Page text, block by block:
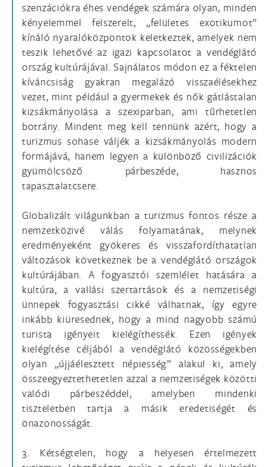
szenzációkra éhes vendégek számára olyan, minden
kényelemmel felszerelt, „felületes exotikumot”
kínáló nyaralóközpontok keletkeztek, amelyek nem
teszik lehetővé az igazi kapcsolatot a vendéglátó
ország kultúrájával. Sajnálatos módon ez a féktelen
kíváncsiság gyakran megalázó visszaélésekhez
vezet, mint például a gyermekek és nők gátlástalan
kizsákmányolása a szexiparban, ami tűrhetetlen
botrány. Mindent meg kell tennünk azért, hogy a
turizmus sohase váljék a kizsákmányolás modern
formájává, hanem legyen a különböző civilizációk
gyümölcsöző párbeszéde, hasznos
tapasztalatcsere.
Globalizált világunkban a turizmus fontos része a
nemzetközivé válás folyamatának, melynek
eredményeként gyökeres és visszafordíthatatlan
változások következnek be a vendéglátó országok
kultúrájában. A fogyasztói szemlélet hatására a
kultúra, a vallási szertartások és a nemzetiségi
ünnepek fogyasztási cikké válhatnak, így egyre
inkább kiüresednek, hogy a mind nagyobb számú
turista igényeit kielégíthessék. Ezen igények
kielégítése céljából a vendéglátó közösségekben
olyan „újjáélesztett népiesség” alakul ki, amely
összeegyeztethetetlen azzal a nemzetiségek közötti
valódi párbeszéddel, amelyben mindenki
tiszteletben tartja a másik eredetiségét és
önazonosságát.
3. Kétségtelen, hogy a helyesen értelmezett